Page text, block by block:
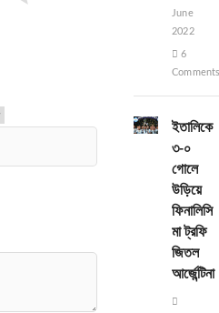
June
2022
6
ইতালিকে
৩-০
গোলে
উড়িয়ে
ফিনালিসি
মা ট্রফি
জিতল
আর্জেন্টিনা